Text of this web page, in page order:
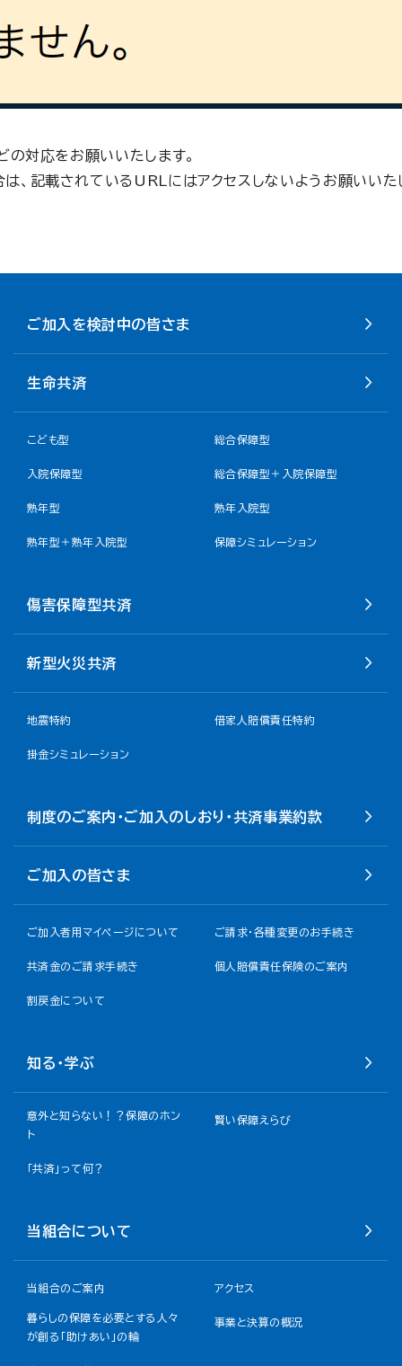
の対応をお願いいたします。
記載されているURLにはアクセスしないようお願いいた
ご加入を検討中の皆さま
生命共済
こども型 総合保障型
入院保障型 総合保障型＋入院保障型
熟年型 熟年入院型
熟年型＋熟年入院型 保障シミュレーション
傷害保障型共済
新型火災共済
地震特約 借家人賠償責任特約
掛金シミュレーション
制度のご案内・ご加入のしおり・共済事業約款
ご加入の皆さま
ご加入者用マイページについて ご請求・各種変更のお手続き
共済金のご請求手続き 個人賠償責任保険のご案内
割戻金について​
知る・学ぶ
意外と知らない！？保障のホン
ト
賢い保障えらび
「共済」って何？
当組合について
当組合のご案内 アクセス
暮らしの保障を必要とする人々
が創る「助けあい」の輪
事業と決算の概況